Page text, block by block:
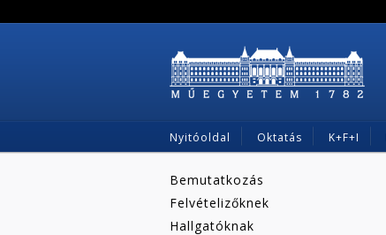
Nyitóoldal Oktatás K+F+I
Bemutatkozás
Felvételizőknek
Hallgatóknak